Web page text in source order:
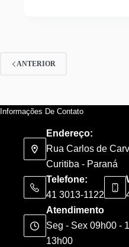
ANTERIOR
Informações De Contato
Endereço:
Rua Carlos de
Curitiba - Paraná
Telefone:
41 3013-1122
Atendimento
Seg - Sex 09h00 -
13h00